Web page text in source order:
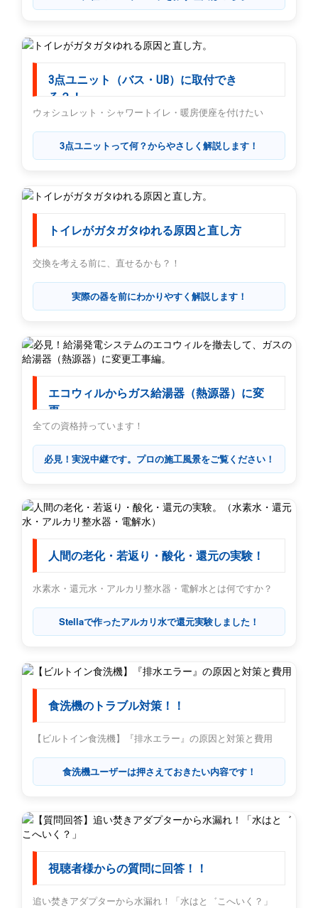
3点ユニット（バス・UB）に取付でき
る？！
ウォシュレット・シャワートイレ・暖房便座を付けたい
3点ユニットって何？からやさしく解説します！
トイレがガタガタゆれる原因と直し方
交換を考える前に、直せるかも？！
実際の器を前にわかりやすく解説します！
エコウィルからガス給湯器（熱源器）に変
更
全ての資格持っています！
必見！実況中継です。プロの施工風景をご覧ください！
人間の老化・若返り・酸化・還元の実験！
水素水・還元水・アルカリ整水器・電解水とは何ですか？
Stellaで作ったアルカリ水で還元実験しました！
食洗機のトラブル対策！！
【ビルトイン食洗機】『排水エラー』の原因と対策と費用
食洗機ユーザーは押さえておきたい内容です！
視聴者様からの質問に回答！！
追い焚きアダプターから水漏れ！「水はと゛こへいく？」